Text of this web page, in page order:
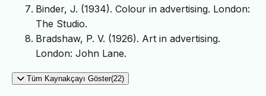
Binder, J. (1934). Colour in advertising. London:
The Studio.
Bradshaw, P. V. (1926). Art in advertising.
London: John Lane.
Tüm Kaynakçayı Göster(22)